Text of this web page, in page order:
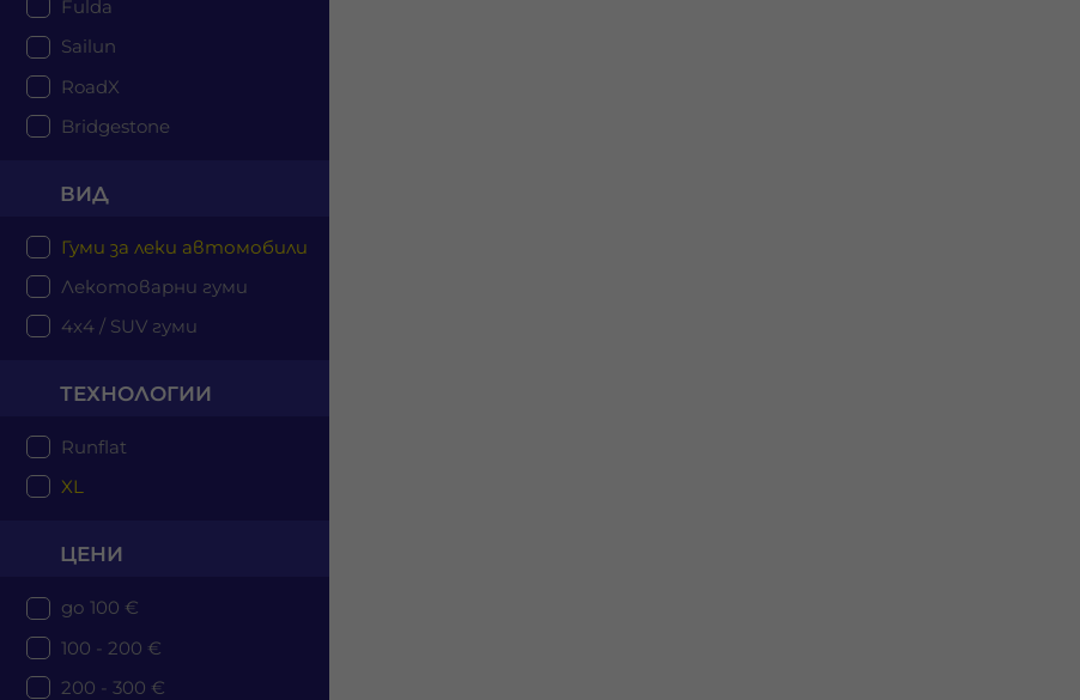
Fulda
Sailun
RoadX
Bridgestone
ВИД
Гуми за леки автомобили
Лекотоварни гуми
4x4 / SUV гуми
ТЕХНОЛОГИИ
Runflat
XL
ЦЕНИ
до 100 €
100 - 200 €
200 - 300 €